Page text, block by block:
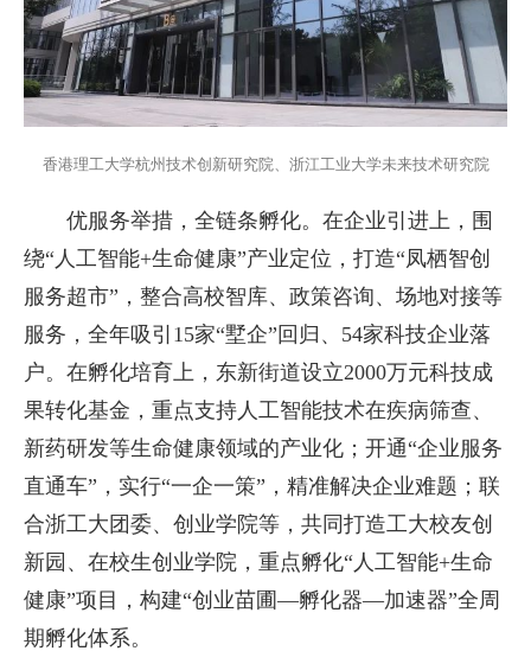
香港理工大学杭州技术创新研究院、浙江工业大学未来技术研究院
优服务举措，全链条孵化。在企业引进上，围
绕“人工智能+生命健康”产业定位，打造“凤栖智创
服务超市”，整合高校智库、政策咨询、场地对接等
服务，全年吸引15家“墅企”回归、54家科技企业落
户。在孵化培育上，东新街道设立2000万元科技成
果转化基金，重点支持人工智能技术在疾病筛查、
新药研发等生命健康领域的产业化；开通“企业服务
直通车”，实行“一企一策”，精准解决企业难题；联
合浙工大团委、创业学院等，共同打造工大校友创
新园、在校生创业学院，重点孵化“人工智能+生命
健康”项目，构建“创业苗圃—孵化器—加速器”全周
期孵化体系。